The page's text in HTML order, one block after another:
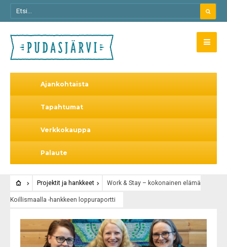
Ajankohtaista
Tapahtumat
Verkkokauppa
Palaute
Projektit ja hankkeet Work & Stay – kokonainen elämä
Koillismaalla -hankkeen loppuraportti